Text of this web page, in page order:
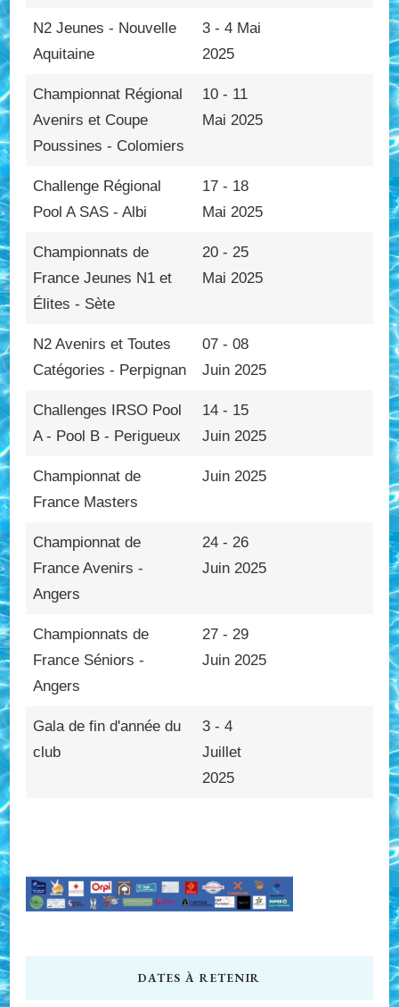
N2 Jeunes - Nouvelle
Aquitaine
3 - 4 Mai
2025
Championnat Régional
Avenirs et Coupe
Poussines - Colomiers
10 - 11
Mai 2025
Challenge Régional
Pool A SAS - Albi
17 - 18
Mai 2025
Championnats de
France Jeunes N1 et
Élites - Sète
20 - 25
Mai 2025
N2 Avenirs et Toutes
Catégories - Perpignan
07 - 08
Juin 2025
Challenges IRSO Pool
A - Pool B - Perigueux
14 - 15
Juin 2025
Championnat de
France Masters
Juin 2025
Championnat de
France Avenirs -
Angers
24 - 26
Juin 2025
Championnats de
France Séniors -
Angers
27 - 29
Juin 2025
Gala de fin d'année du
club
3 - 4
Juillet
2025
DATES À RETENIR